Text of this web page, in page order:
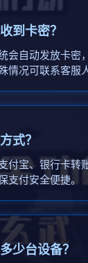
到卡密？
会自动发放卡密
情况可联系客服
式？
付宝、银行卡转
支付安全便捷。
少台设备？